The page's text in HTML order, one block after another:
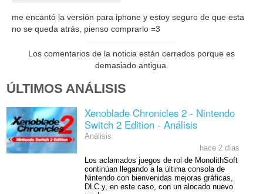
me encantó la versión para iphone y estoy seguro de que esta
no se queda atrás, pienso comprarlo =3
Los comentarios de la noticia están cerrados porque es
demasiado antigua.
ÚLTIMOS ANÁLISIS
Xenoblade Chronicles 2 - Nintendo
Switch 2 Edition - Análisis
Análisis
hace 2 días
Los aclamados juegos de rol de MonolithSoft
continúan llegando a la última consola de
Nintendo con bienvenidas mejoras gráficas,
DLC y, en este caso, con un alocado nuevo